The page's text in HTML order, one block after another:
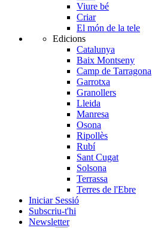
Viure bé
Criar
El món de la tele
Edicions
Catalunya
Baix Montseny
Camp de Tarragona
Garrotxa
Granollers
Lleida
Manresa
Osona
Ripollès
Rubí
Sant Cugat
Solsona
Terrassa
Terres de l'Ebre
Iniciar Sessió
Subscriu-t'hi
Newsletter